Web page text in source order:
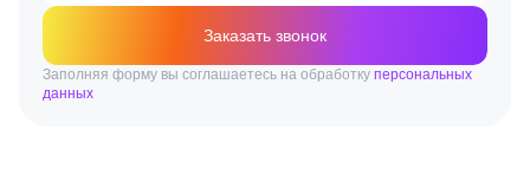
Заказать звонок
Заполняя форму вы соглашаетесь на обработку персональных
данных